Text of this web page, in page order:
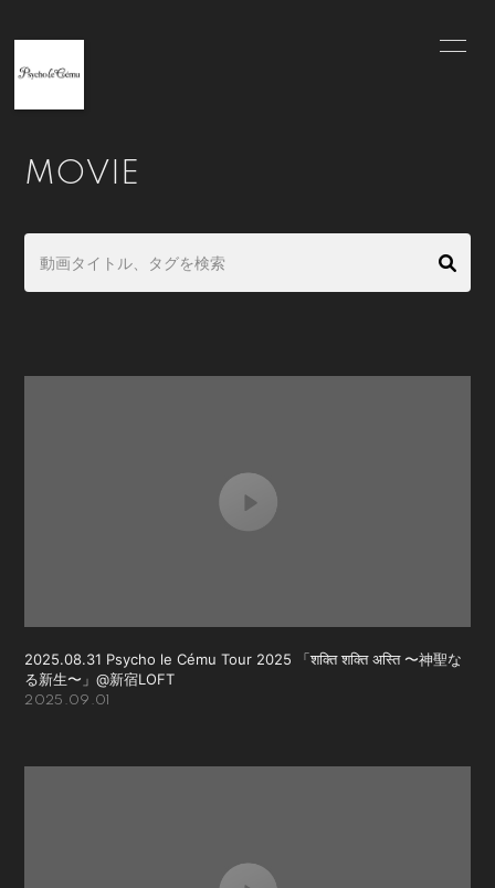
INFORMATION
MOVIE
PAST
MOVIE
2025.08.31 Psycho le Cému Tour 2025 「शक्ति शक्ति अस्ति 〜神聖な
る新生〜」@新宿LOFT
2025.09.01